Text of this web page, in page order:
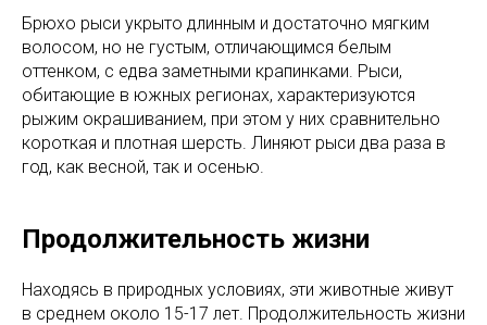
Брюхо рыси укрыто длинным и достаточно мягким
волосом, но не густым, отличающимся белым
оттенком, с едва заметными крапинками. Рыси,
обитающие в южных регионах, характеризуются
рыжим окрашиванием, при этом у них сравнительно
короткая и плотная шерсть. Линяют рыси два раза в
год, как весной, так и осенью.
Продолжительность жизни
Находясь в природных условиях, эти животные живут
в среднем около 15-17 лет. Продолжительность жизни